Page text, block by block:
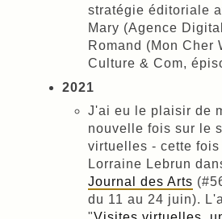
stratégie éditoriale
Mary (Agence
Romand (Mon Cher
Culture & Com,
2021
J'ai eu le plaisir de
nouvelle fois sur le
virtuelles - cette
Lorraine Lebrun
Journal des Arts
du 11 au 24 juin).